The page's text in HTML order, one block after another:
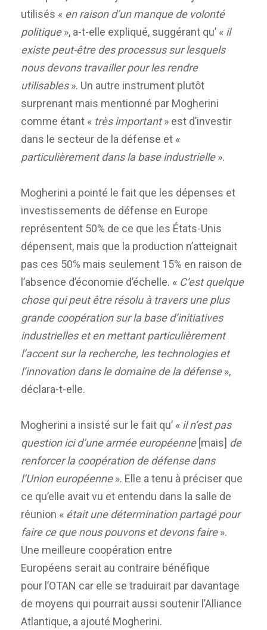
utilisés « en raison d’un manque de volonté
politique», a-t-elle expliqué, suggérant qu’ « il
existe peut-être des processus sur lesquels
nous devons travailler pour les rendre
utilisables». Un autre instrument plutôt
surprenant mais mentionné par Mogherini
comme étant « très important» est d’investir
dans le secteur de la défense et «
particulièrement dans la base industrielle».
Mogherini a pointé le fait que les dépenses et
investissements de défense en Europe
représentent 50% de ce que les États-Unis
dépensent, mais que la production n’atteignait
pas ces 50% mais seulement 15% en raison de
l’absence d’économie d’échelle. « C’est quelque
chose qui peut être résolu à travers une plus
grande coopération sur la base d’initiatives
industrielles et en mettant particulièrement
l’accent sur la recherche, les technologies et
l’innovation dans le domaine de la défense»,
déclara-t-elle.
Mogherini a insisté sur le fait qu’ « il n’est pas
question ici d’une armée européenne [mais] de
renforcer la coopération de défense dans
l’Union européenne». Elle a tenu à préciser que
ce qu’elle avait vu et entendu dans la salle de
réunion « était une détermination partagé pour
faire ce que nous pouvons et devons faire».
Une meilleure coopération entre
Européens serait au contraire bénéfique
pour l’OTAN car elle se traduirait par davantage
de moyens qui pourrait aussi soutenir l’Alliance
Atlantique, a ajouté Mogherini.